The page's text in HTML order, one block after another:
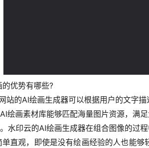
优势有哪些?
站的AI绘画生成器可以根据用户的文字
绘画素材库能够匹配海量图片资源，满足
水印云的AI绘画生成器在组合图像的过
直观，即使是没有绘画经验的人也能